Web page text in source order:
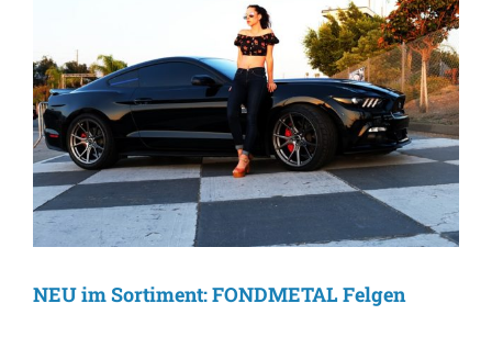
NEU im Sortiment: FONDMETAL Felgen